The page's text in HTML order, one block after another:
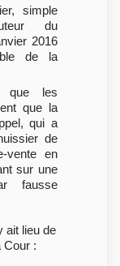
simple
du
2016
de la
que les
que la
qui a
de
vente en
sur une
fausse
ait lieu de
Cour :